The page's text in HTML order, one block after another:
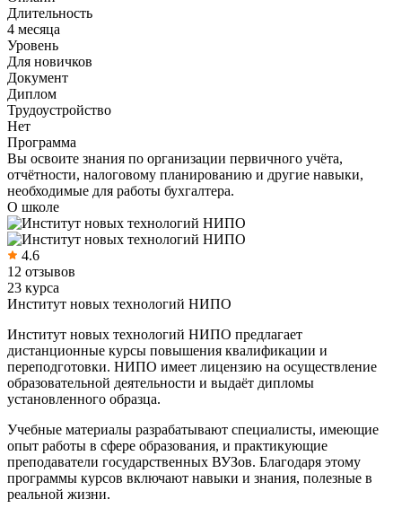
Длительность
4 месяца
Уровень
Для новичков
Документ
Диплом
Трудоустройство
Нет
Программа
Вы освоите знания по организации первичного учёта,
отчётности, налоговому планированию и другие навыки,
необходимые для работы бухгалтера.
О школе
4.6
12 отзывов
23 курса
Институт новых технологий НИПО
Институт новых технологий НИПО предлагает
дистанционные курсы повышения квалификации и
переподготовки. НИПО имеет лицензию на осуществление
образовательной деятельности и выдаёт дипломы
установленного образца.
Учебные материалы разрабатывают специалисты, имеющие
опыт работы в сфере образования, и практикующие
преподаватели государственных ВУЗов. Благодаря этому
программы курсов включают навыки и знания, полезные в
реальной жизни.